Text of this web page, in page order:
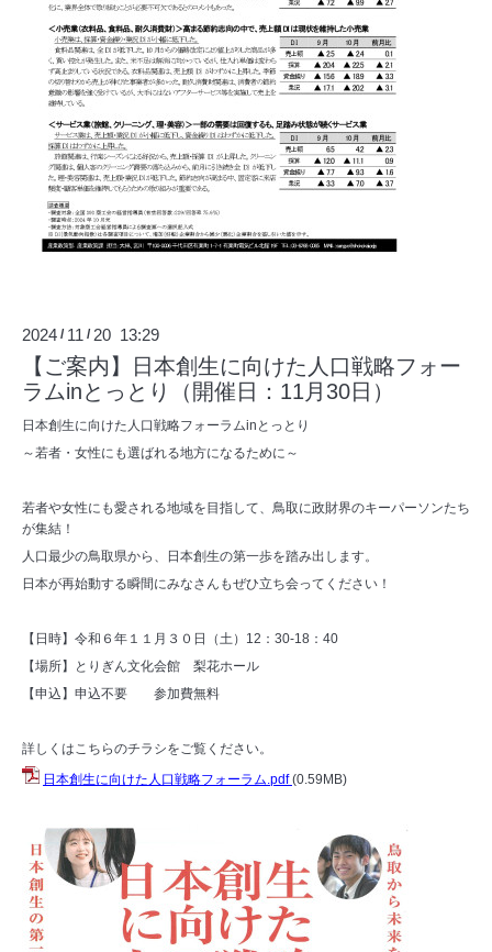
2024 / 11 / 20 13:29
【ご案内】日本創生に向けた人口戦略フォー
ラムinとっとり（開催日：11月30日）
日本創生に向けた人口戦略フォーラムinとっとり
～若者・女性にも選ばれる地方になるために～
若者や女性にも愛される地域を目指して、鳥取に政財界のキーパーソンたち
が集結！
人口最少の鳥取県から、日本創生の第一歩を踏み出します。
日本が再始動する瞬間にみなさんもぜひ立ち会ってください！
【日時】令和６年１１月３０日（土）12：30-18：40
【場所】とりぎん文化会館 梨花ホール
【申込】申込不要 参加費無料
詳しくはこちらのチラシをご覧ください。
日本創生に向けた人口戦略フォーラム.pdf (0.59MB)